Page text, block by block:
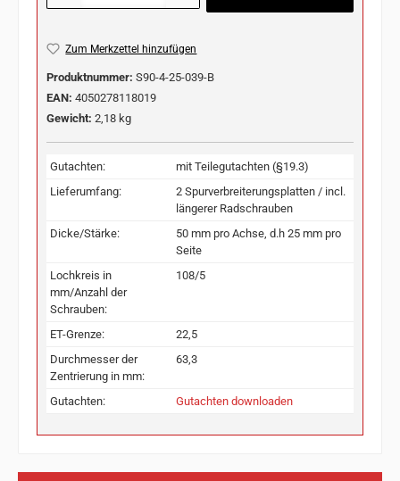
Zum Merkzettel hinzufügen
Produktnummer: S90-4-25-039-B
EAN: 4050278118019
Gewicht: 2,18 kg
Gutachten:
mit Teilegutachten (§19.3)
Lieferumfang:
2 Spurverbreiterungsplatten / incl.
längerer Radschrauben
Dicke/Stärke:
50 mm pro Achse, d.h 25 mm pro
Seite
Lochkreis in
mm/Anzahl der
Schrauben:
108/5
ET-Grenze:
22,5
Durchmesser der
Zentrierung in mm:
63,3
Gutachten: Gutachten downloaden